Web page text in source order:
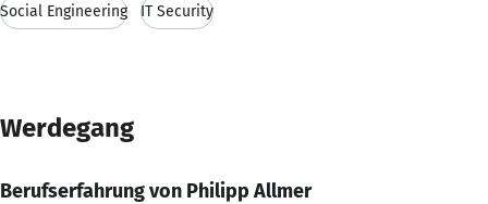
Social Engineering IT Security
Werdegang
Berufserfahrung von Philipp Allmer